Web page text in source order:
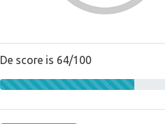
De score is 64/100